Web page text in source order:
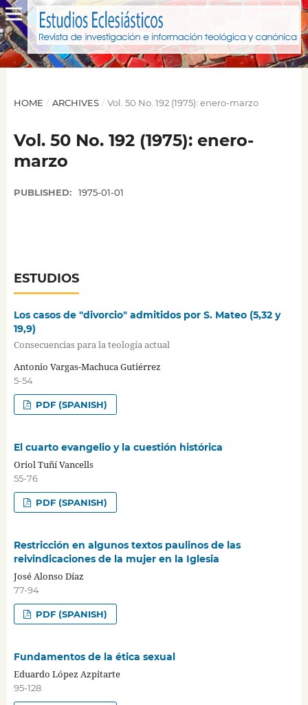
HOME / ARCHIVES / Vol. 50 No. 192 (1975): enero-marzo
Vol. 50 No. 192 (1975): enero-
marzo
PUBLISHED: 1975-01-01
ESTUDIOS
Los casos de "divorcio" admitidos por S. Mateo (5,32 y
19,9)
Consecuencias para la teología actual
Antonio Vargas-Machuca Gutiérrez
5-54
PDF (SPANISH)
El cuarto evangelio y la cuestión histórica
Oriol Tuñí Vancells
55-76
PDF (SPANISH)
Restricción en algunos textos paulinos de las
reivindicaciones de la mujer en la Iglesia
José Alonso Díaz
77-94
PDF (SPANISH)
Fundamentos de la ética sexual
Eduardo López Azpitarte
95-128